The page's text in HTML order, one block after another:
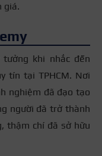
giá.
khi nhắc đến
tín tại TPHCM. Nơi
nghiệm đã đạo tạo
người đã trở thành
thậm chí đã sở hữu